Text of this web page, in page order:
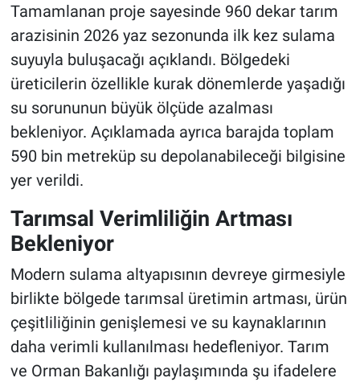
Tamamlanan proje sayesinde 960 dekar tarım
arazisinin 2026 yaz sezonunda ilk kez sulama
suyuyla buluşacağı açıklandı. Bölgedeki
üreticilerin özellikle kurak dönemlerde yaşadığı
su sorununun büyük ölçüde azalması
bekleniyor. Açıklamada ayrıca barajda toplam
590 bin metreküp su depolanabileceği bilgisine
yer verildi.
Tarımsal Verimliliğin Artması
Bekleniyor
Modern sulama altyapısının devreye girmesiyle
birlikte bölgede tarımsal üretimin artması, ürün
çeşitliliğinin genişlemesi ve su kaynaklarının
daha verimli kullanılması hedefleniyor. Tarım
ve Orman Bakanlığı paylaşımında şu ifadelere